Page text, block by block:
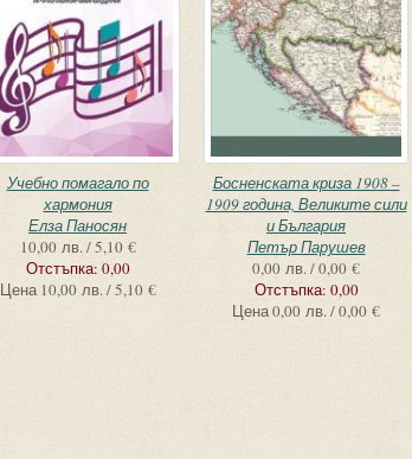
Учебно помагало по
хармония
Елза Паносян
10,00 лв. / 5,10 €
Отстъпка: 0,00
Цена 10,00 лв. / 5,10 €
Босненската криза 1908 –
1909 година, Великите сили
и България
Петър Парушев
0,00 лв. / 0,00 €
Отстъпка: 0,00
Цена0,00 лв. / 0,00 €